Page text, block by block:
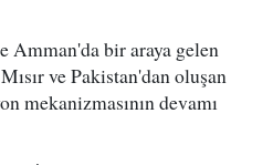
Amman'da bir araya gelen
ve Pakistan'dan oluşan
mekanizmasının devamı